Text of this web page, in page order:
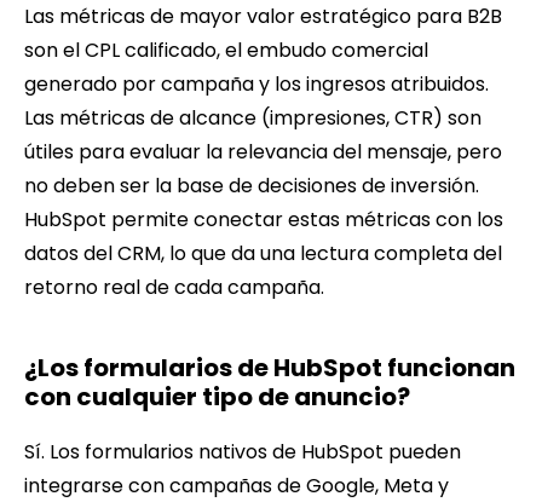
Las métricas de mayor valor estratégico para B2B
son el CPL calificado, el embudo comercial
generado por campaña y los ingresos atribuidos.
Las métricas de alcance (impresiones, CTR) son
útiles para evaluar la relevancia del mensaje, pero
no deben ser la base de decisiones de inversión.
HubSpot permite conectar estas métricas con los
datos del CRM, lo que da una lectura completa del
retorno real de cada campaña.
¿Los formularios de HubSpot funcionan
con cualquier tipo de anuncio?
Sí. Los formularios nativos de HubSpot pueden
integrarse con campañas de Google, Meta y